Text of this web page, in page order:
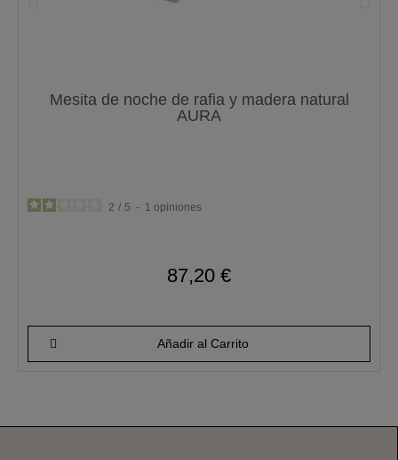
Mesita de noche de rafia y madera natural
AURA
2 / 5 - 1 opiniones
87,20 €
Añadir al Carrito